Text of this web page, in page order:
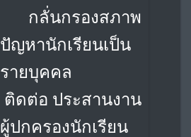
กลั่นกรองสภาพ
ปัญหานักเรียนเป็น
รายบุคคล
ติดต่อ ประสานงาน
ผู้ปกครองนักเรียน